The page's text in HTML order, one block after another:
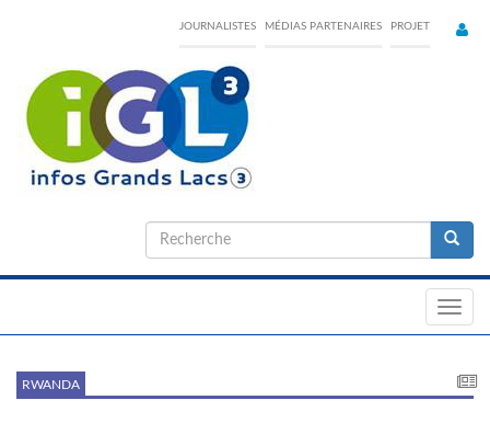
content
JOURNALISTES MÉDIAS PARTENAIRES PROJET
Formulaire
de
RWANDA